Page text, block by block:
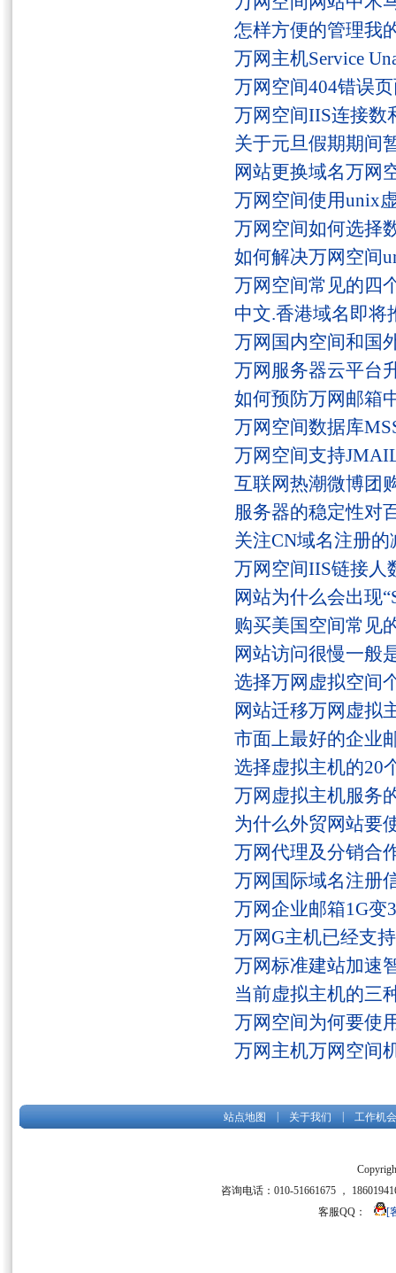
怎样方便的管理我
万网主机Service
万网空间404错误
万网空间IIS连接数
关于元旦假期期间
网站更换域名万网
万网空间使用unix
万网空间如何选择
如何解决万网空间
万网空间常见的四
中文.香港域名即将
万网国内空间和国
万网服务器云平台
如何预防万网邮箱
万网空间数据库
万网空间支持
互联网热潮微博团
服务器的稳定性对
关注CN域名注册
万网空间IIS链接人
网站为什么会出现
购买美国空间常见
网站访问很慢一般
选择万网虚拟空间
网站迁移万网虚拟
市面上最好的企业
选择虚拟主机的20
万网虚拟主机服务
为什么外贸网站要
万网代理及分销合
万网国际域名注册
万网企业邮箱1G变
万网G主机已经支
万网标准建站加速
当前虚拟主机的三
万网空间为何要使
万网主机万网空间
站点地图 关于我们 工作机会
咨询电话：010-51661675 ，
客服QQ：
[